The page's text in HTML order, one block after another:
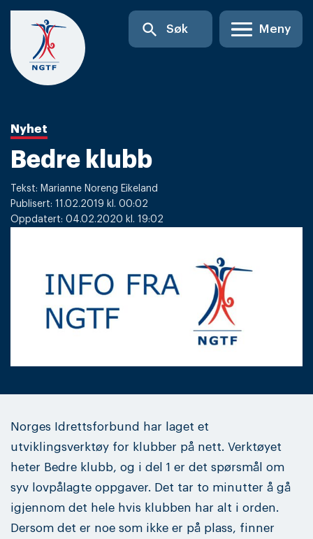
Skip
content
search Søk Meny
Nyhet
Bedre klubb
Tekst: Marianne Noreng Eikeland
Publisert: 11.02.2019 kl. 00:02
Oppdatert: 04.02.2020 kl. 19:02
Norges Idrettsforbund har laget et
utviklingsverktøy for klubber på nett. Verktøyet
heter Bedre klubb, og i del 1 er det spørsmål om
syv lovpålagte oppgaver. Det tar to minutter å gå
igjennom det hele hvis klubben har alt i orden.
Dersom det er noe som ikke er på plass, finner